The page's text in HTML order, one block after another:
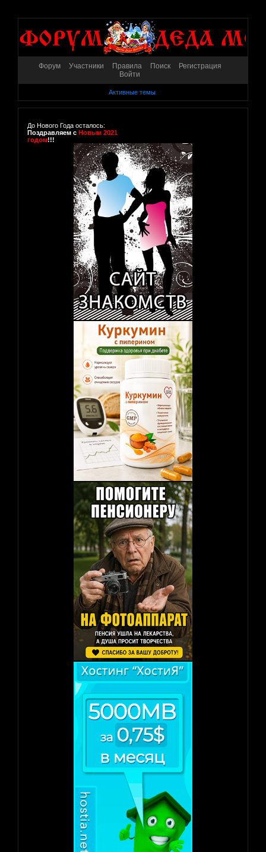
Форум Участники Правила Поиск
Регистрация
Войти
Активные темы
До Нового Года осталось:
Поздравляем с Новым 2021
годом!!!